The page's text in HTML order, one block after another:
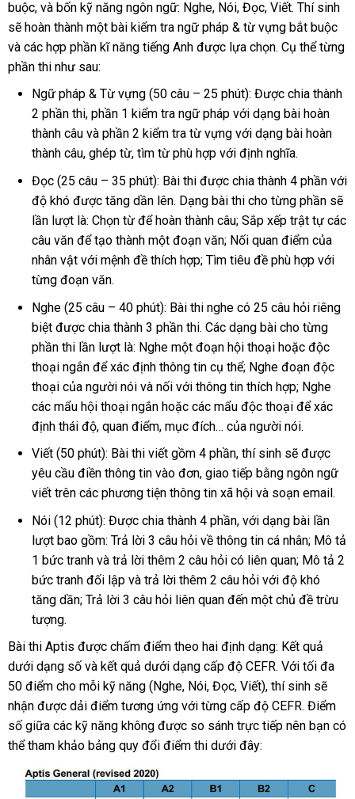
buộc, và bốn kỹ năng ngôn ngữ: Nghe, Nói, Đọc, Viết. Thí sinh
sẽ hoàn thành một bài kiểm tra ngữ pháp & từ vựng bắt buộc
và các hợp phần kĩ năng tiếng Anh được lựa chọn. Cụ thể từng
phần thi như sau:
Ngữ pháp & Từ vựng (50 câu – 25 phút): Được chia thành
2 phần thi, phần 1 kiểm tra ngữ pháp với dạng bài hoàn
thành câu và phần 2 kiểm tra từ vựng với dạng bài hoàn
thành câu, ghép từ, tìm từ phù hợp với định nghĩa.
Đọc (25 câu – 35 phút): Bài thi được chia thành 4 phần với
độ khó được tăng dần lên. Dạng bài thi cho từng phần sẽ
lần lượt là: Chọn từ để hoàn thành câu; Sắp xếp trật tự các
câu văn để tạo thành một đoạn văn; Nối quan điểm của
nhân vật với mệnh đề thích hợp; Tìm tiêu đề phù hợp với
từng đoạn văn.
Nghe (25 câu – 40 phút): Bài thi nghe có 25 câu hỏi riêng
biệt được chia thành 3 phần thi. Các dạng bài cho từng
phần thi lần lượt là: Nghe một đoạn hội thoại hoặc độc
thoại ngắn để xác định thông tin cụ thể; Nghe đoạn độc
thoại của người nói và nối với thông tin thích hợp; Nghe
các mẩu hội thoại ngắn hoặc các mẩu độc thoại để xác
định thái độ, quan điểm, mục đích… của người nói.
Viết (50 phút): Bài thi viết gồm 4 phần, thí sinh sẽ được
yêu cầu điền thông tin vào đơn, giao tiếp bằng ngôn ngữ
viết trên các phương tiện thông tin xã hội và soạn email.
Nói (12 phút): Được chia thành 4 phần, với dạng bài lần
lượt bao gồm: Trả lời 3 câu hỏi về thông tin cá nhân; Mô tả
1 bức tranh và trả lời thêm 2 câu hỏi có liên quan; Mô tả 2
bức tranh đối lập và trả lời thêm 2 câu hỏi với độ khó
tăng dần; Trả lời 3 câu hỏi liên quan đến một chủ đề trừu
tượng.
Bài thi Aptis được chấm điểm theo hai định dạng: Kết quả
dưới dạng số và kết quả dưới dạng cấp độ CEFR. Với tối đa
50 điểm cho mỗi kỹ năng (Nghe, Nói, Đọc, Viết), thí sinh sẽ
nhận được dải điểm tương ứng với từng cấp độ CEFR. Điểm
số giữa các kỹ năng không được so sánh trực tiếp nên bạn có
thể tham khảo bảng quy đổi điểm thi dưới đây: